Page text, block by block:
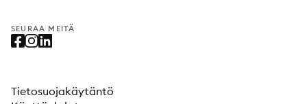
SEURAA MEITÄ
Tietosuojakäytäntö